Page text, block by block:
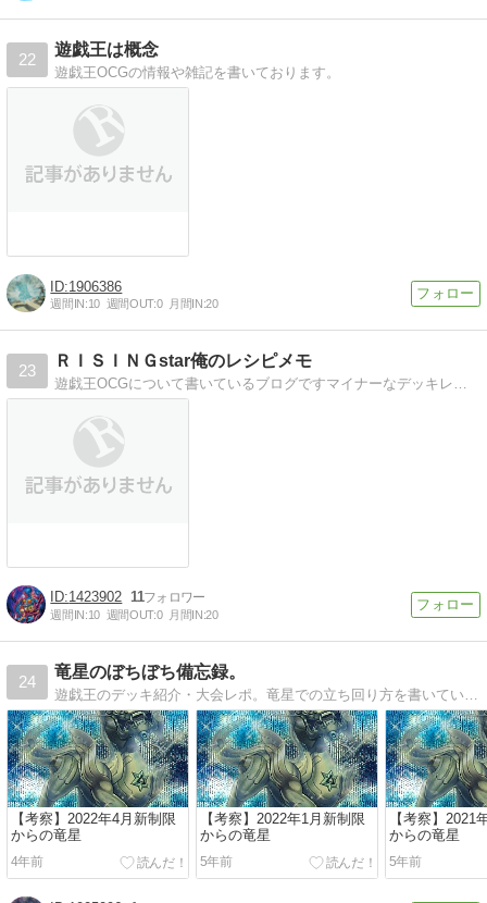
22
遊戯王は概念
遊戯王OCGの情報や雑記を書いております。
1906386
週間IN:10 週間OUT:0 月間IN:20
23
ＲＩＳＩＮＧstar俺のレシピメモ
遊戯王OCGについて書いているブログですマイナーなデッキレシピ掲載・新規カード考察・まとめ等をしております
1423902 11
週間IN:10 週間OUT:0 月間IN:20
24
竜星のぼちぼち備忘録。
遊戯王のデッキ紹介・大会レポ。竜星での立ち回り方を書いていきます。相互リンク大歓迎です。気軽にリンク貼っつけてください(*･ω･)
【考察】2022年4月新制限
からの竜星
4年前
【考察】2022年1月新制限
からの竜星
5年前
【考察】2021
からの竜星
5年前